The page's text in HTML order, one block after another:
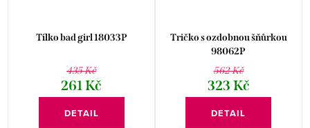
Tílko bad girl 18033P
435 Kč
261 Kč
DETAIL
Tričko s ozdobnou šňůrkou
98062P
562 Kč
323 Kč
DETAIL